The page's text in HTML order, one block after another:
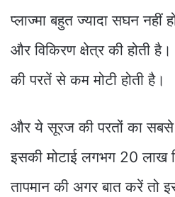
प्लाज्मा बहुत ज्यादा सघन नहीं
और विकिरण क्षेत्र की होती
की परतें से कम मोटी होती है।
और ये सूरज की परतों का सबसे
इसकी मोटाई लगभग 20 लाख
तापमान की अगर बात करें तो